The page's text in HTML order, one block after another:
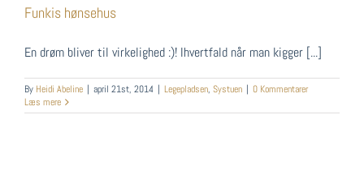
Funkis hønsehus
En drøm bliver til virkelighed :)! Ihvertfald når man kigger [...]
By Heidi Abeline | april 21st, 2014 | Legepladsen, Systuen | 0 Kommentarer
Læs mere